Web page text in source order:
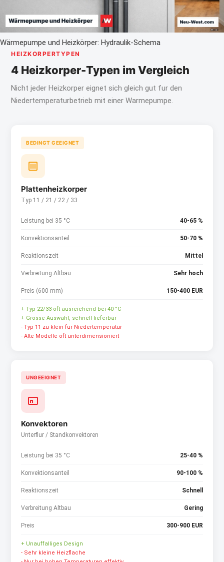
Wärmepumpe und Heizkörper: Hydraulik-Schema
HEIZKORPERTYPEN
4 Heizkorper-Typen im Vergleich
Nicht jeder Heizkorper eignet sich gleich gut fur den
Niedertemperaturbetrieb mit einer Warmepumpe.
BEDINGT GEEIGNET
Plattenheizkorper
Typ 11 / 21 / 22 / 33
Leistung bei 35 °C 40-65 %
Konvektionsanteil 50-70 %
Reaktionszeit Mittel
Verbreitung Altbau Sehr hoch
Preis (600 mm) 150-400 EUR
+ Typ 22/33 oft ausreichend bei 40 °C
+ Grosse Auswahl, schnell lieferbar
- Typ 11 zu klein fur Niedertemperatur
- Alte Modelle oft unterdimensioniert
UNGEEIGNET
Konvektoren
Unterflur / Standkonvektoren
Leistung bei 35 °C 25-40 %
Konvektionsanteil 90-100 %
Reaktionszeit Schnell
Verbreitung Altbau Gering
Preis 300-900 EUR
+ Unauffalliges Design
- Sehr kleine Heizflache